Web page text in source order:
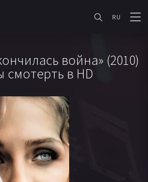
RU
война» (2010)
смотерть в HD